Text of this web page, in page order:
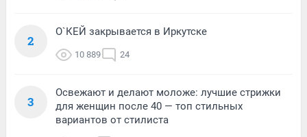
2
О`КЕЙ закрывается в Иркутске
10 889 24
3
Освежают и делают моложе: лучшие стрижки
для женщин после 40 — топ стильных
вариантов от стилиста